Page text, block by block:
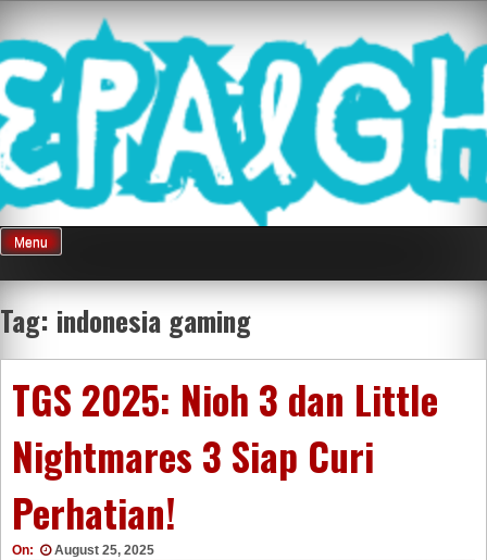
content
Mnepalghopa
Review Game
Terkini Paling
Seluruh Di
Indonesia
Menu
Tag: indonesia gaming
TGS 2025: Nioh 3 dan Little
Nightmares 3 Siap Curi
Perhatian!
On: August 25, 2025